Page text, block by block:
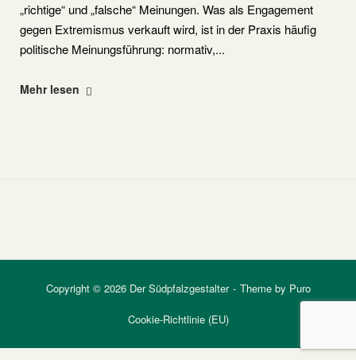
„richtige“ und „falsche“ Meinungen. Was als Engagement
gegen Extremismus verkauft wird, ist in der Praxis häufig
politische Meinungsführung: normativ,...
"Amadeu
Mehr lesen
Copyright © 2026 Der Südpfalzgestalter Theme by Puro
Cookie-Richtlinie (EU)